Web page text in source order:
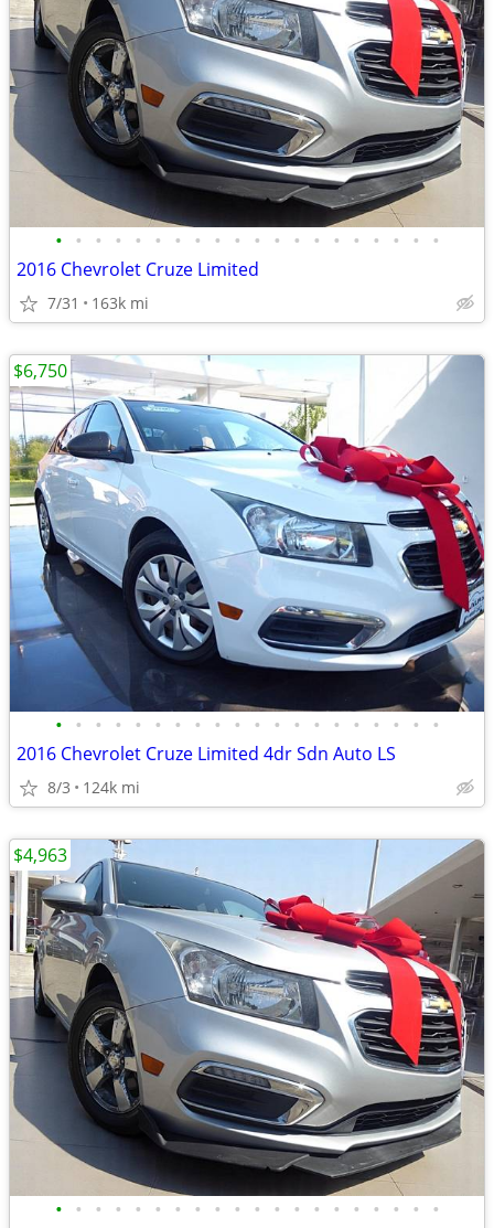
• • • • • • • • • • • • • • • • • • • •
2016 Chevrolet Cruze Limited
7/31 163k mi
• • • • • • • • • • • • • • • • • • • •
2016 Chevrolet Cruze Limited 4dr Sdn Auto LS
8/3 124k mi
$6,750
• • • • • • • • • • • • • • • • • • • •
$4,963